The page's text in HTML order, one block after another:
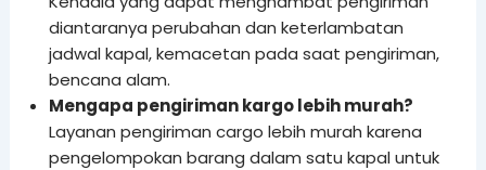
diantaranya perubahan dan keterlambatan
jadwal kapal, kemacetan pada saat pengiriman,
bencana alam.
Mengapa pengiriman kargo lebih murah?
Layanan pengiriman cargo lebih murah karena
pengelompokan barang dalam satu kapal untuk